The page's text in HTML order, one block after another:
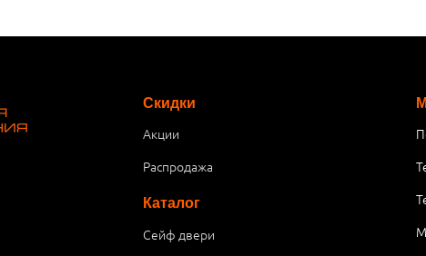
Скидки
Акции
Распродажа
Каталог
Сейф двери